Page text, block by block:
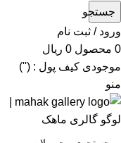
جستجو
ورود / ثبت نام
0 محصول 0 ریال
موجودی کیف پول : ('')
منو